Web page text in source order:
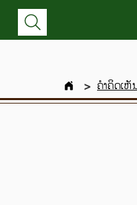
> ຄຳຄິດເຫັ